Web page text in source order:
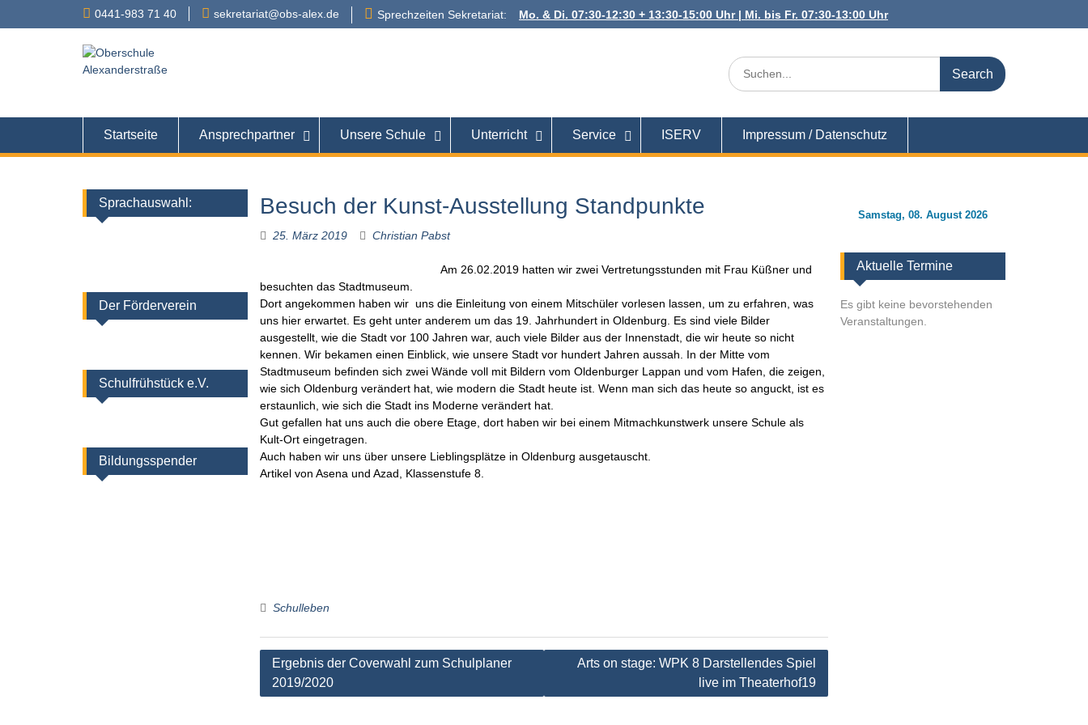
0441-983 71 40 sekretariat@obs-alex.de Sprechzeiten Sekretariat: Mo. & Di. 07:30-12:30 + 13:30-15:00 Uhr | Mi. bis Fr. 07:30-13:00 Uhr
Search
for:
Startseite Ansprechpartner Unsere Schule Unterricht Service ISERV Impressum / Datenschutz
Besuch der Kunst-Ausstellung Standpunkte
25. März 2019 Christian Pabst
Am 26.02.2019 hatten wir zwei Vertretungsstunden mit Frau Küßner und
besuchten das Stadtmuseum.
Dort angekommen haben wir uns die Einleitung von einem Mitschüler vorlesen lassen, um zu erfahren, was
uns hier erwartet. Es geht unter anderem um das 19. Jahrhundert in Oldenburg. Es sind viele Bilder
ausgestellt, wie die Stadt vor 100 Jahren war, auch viele Bilder aus der Innenstadt, die wir heute so nicht
kennen. Wir bekamen einen Einblick, wie unsere Stadt vor hundert Jahren aussah. In der Mitte vom
Stadtmuseum befinden sich zwei Wände voll mit Bildern vom Oldenburger Lappan und vom Hafen, die zeigen,
wie sich Oldenburg verändert hat, wie modern die Stadt heute ist. Wenn man sich das heute so anguckt, ist es
erstaunlich, wie sich die Stadt ins Moderne verändert hat.
Gut gefallen hat uns auch die obere Etage, dort haben wir bei einem Mitmachkunstwerk unsere Schule als
Kult-Ort eingetragen.
Auch haben wir uns über unsere Lieblingsplätze in Oldenburg ausgetauscht.
Artikel von Asena und Azad, Klassenstufe 8.
Schulleben
Beitragsnavigation
Ergebnis der Coverwahl zum Schulplaner
2019/2020
Arts on stage: WPK 8 Darstellendes Spiel
live im Theaterhof19
Samstag, 08. August 2026
Aktuelle Termine
Es gibt keine bevorstehenden
Veranstaltungen.
Sprachauswahl:
Der Förderverein
Schulfrühstück e.V.
Bildungsspender